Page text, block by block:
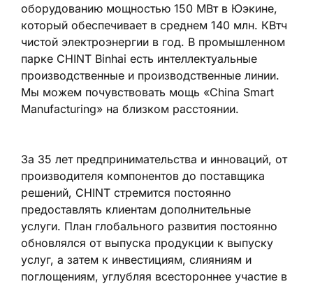
оборудованию мощностью 150 МВт в Юэкине,
который обеспечивает в среднем 140 млн. КВтч
чистой электроэнергии в год. В промышленном
парке CHINT Binhai есть интеллектуальные
производственные и производственные линии.
Мы можем почувствовать мощь «China Smart
Manufacturing» на близком расстоянии.
За 35 лет предпринимательства и инноваций, от
производителя компонентов до поставщика
решений, CHINT стремится постоянно
предоставлять клиентам дополнительные
услуги. План глобального развития постоянно
обновлялся от выпуска продукции к выпуску
услуг, а затем к инвестициям, слияниям и
поглощениям, углубляя всестороннее участие в